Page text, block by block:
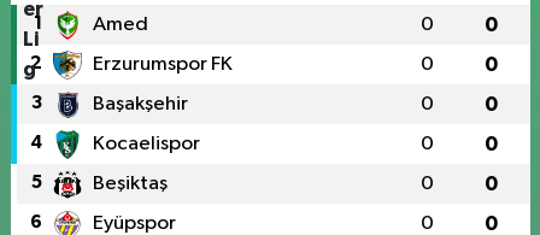
1 Amed 0 0
2 Erzurumspor FK 0 0
3 Başakşehir 0 0
4 Kocaelispor 0 0
5 Beşiktaş 0 0
6 Eyüpspor 0 0